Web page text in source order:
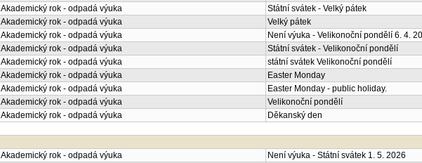
Akademický rok - odpadá výuka
Státní svátek - Velký pátek
Akademický rok - odpadá výuka
Velký pátek
Akademický rok - odpadá výuka
Není výuka - Velikonoční pondělí 6. 4.
Akademický rok - odpadá výuka
Státní svátek - Velikonoční pondělí
Akademický rok - odpadá výuka
státní svátek Velikonoční pondělí
Akademický rok - odpadá výuka
Easter Monday
Akademický rok - odpadá výuka
Easter Monday - public holiday.
Akademický rok - odpadá výuka
Velikonoční pondělí
Akademický rok - odpadá výuka Děkanský den
Akademický rok - odpadá výuka
Není výuka - Státní svátek 1. 5. 2026